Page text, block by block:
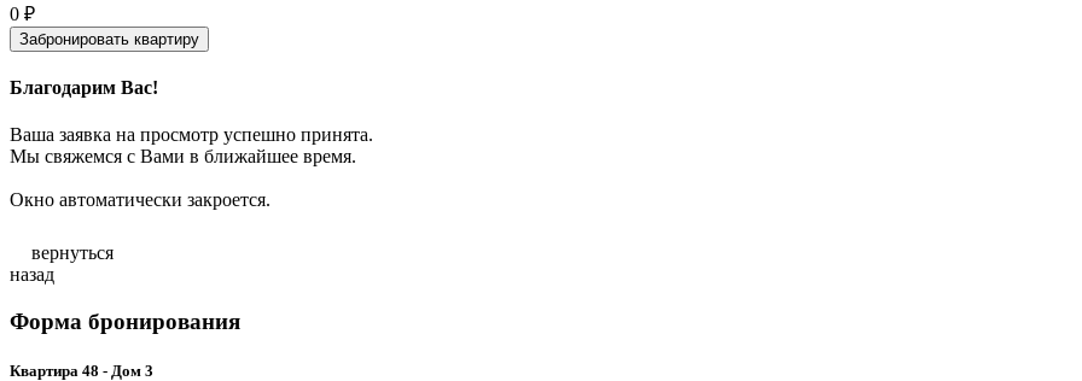
0 ₽
Забронировать квартиру
Благодарим Вас!
Ваша заявка на просмотр успешно принята.
Мы свяжемся с Вами в ближайшее время.
Окно автоматически закроется.
вернуться
назад
Форма бронирования
Квартира 48 - Дом 3